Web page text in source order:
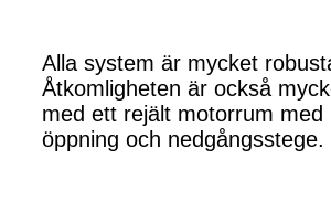
Alla system är mycket
Åtkomligheten är också
med ett rejält motorrum med
öppning och nedgångsstege.